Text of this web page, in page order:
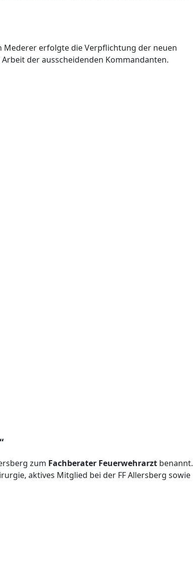
Mederer erfolgte die Verpflichtung der neuen
der ausscheidenden Kommandanten.
zum Fachberater Feuerwehrarzt benannt.
aktives Mitglied bei der FF Allersberg sowie